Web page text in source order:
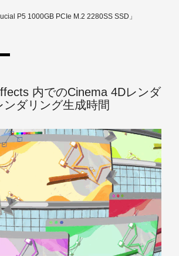
P5 1000GB PCIe M.2 2280SS SSD」
内でのCinema 4Dレンダ
ンダリング生成時間